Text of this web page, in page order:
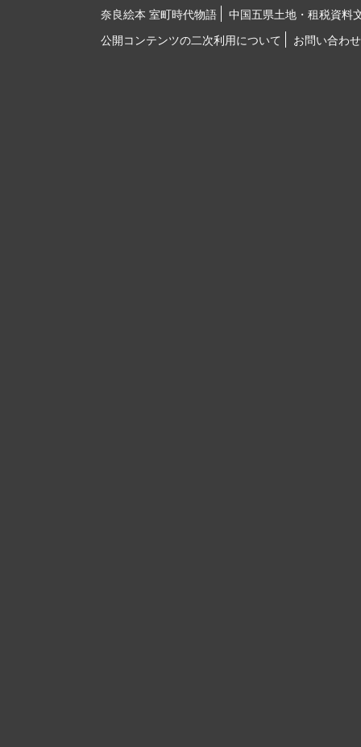
奈良絵本 室町時代物語
中国五県土地・租税資料
公開コンテンツの二次利用について
お問い合わせ